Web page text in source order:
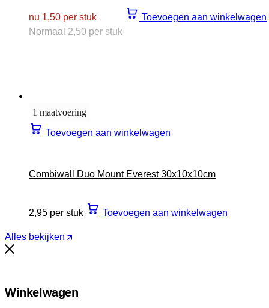
nu 1,50 per stuk
Normaal 2,50 per stuk
Toevoegen aan winkelwagen
1 maatvoering
Toevoegen aan winkelwagen
Combiwall Duo Mount Everest 30x10x10cm
2,95 per stuk Toevoegen aan winkelwagen
Alles bekijken
Winkelwagen